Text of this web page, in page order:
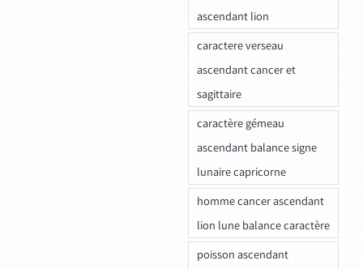
ascendant lion
caractere verseau
ascendant cancer et
sagittaire
caractère gémeau
ascendant balance signe
lunaire capricorne
homme cancer ascendant
lion lune balance caractère
poisson ascendant